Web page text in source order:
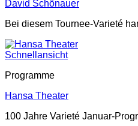
David Schönauer
Bei diesem Tournee-Varieté
Schnellansicht
Programme
Hansa Theater
100 Jahre Varieté Januar-